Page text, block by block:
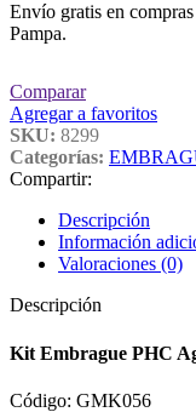
Envío gratis en
Pampa.
Comparar
Agregar a favoritos
SKU: 8299
Categorías:
Compartir:
Descripción
Información
Valoraciones (0)
Descripción
Kit Embrague PHC
Código: GMK056